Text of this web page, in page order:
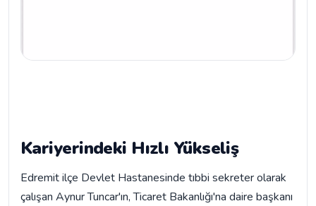
Kariyerindeki Hızlı Yükseliş
Edremit ilçe Devlet Hastanesinde tıbbi sekreter olarak
çalışan Aynur Tuncar'ın, Ticaret Bakanlığı'na daire başkanı